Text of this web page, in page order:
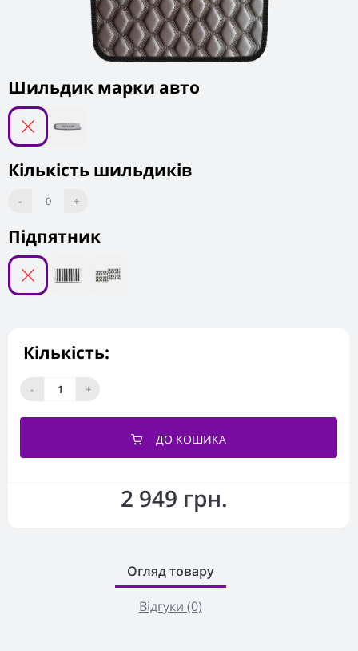
2 949 грн.
Підпятник
Шильдик марки авто
Кількість шильдиків
- 0 +
Кількість:
- +
ДО КОШИКА
Огляд товару
Відгуки (0)